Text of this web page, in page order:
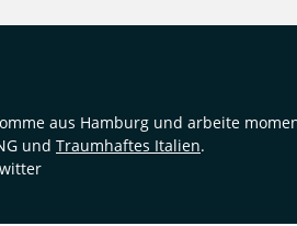
aus Hamburg und arbeite
und Traumhaftes Italien.